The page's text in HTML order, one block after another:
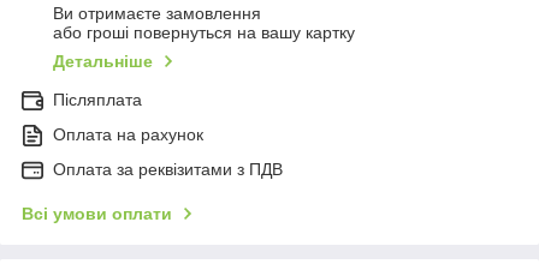
Ви отримаєте замовлення
або гроші повернуться на вашу картку
Детальніше
Післяплата
Оплата на рахунок
Оплата за реквізитами з ПДВ
Всі умови оплати